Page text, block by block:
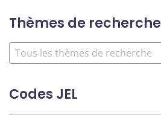
Thèmes de recherche
Codes JEL